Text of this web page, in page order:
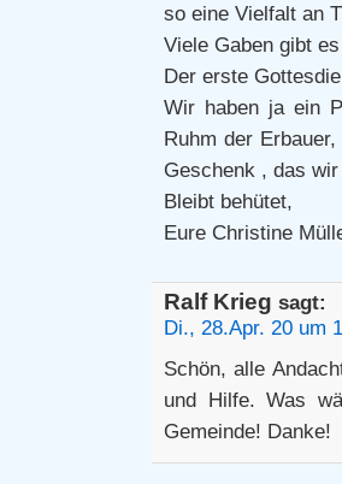
so eine Vielfalt an
Viele Gaben gibt
Der erste
Wir haben ja ein
Ruhm der
Geschenk , das
Bleibt behütet,
Eure Christine
Ralf Krieg sagt:
Di., 28.Apr. 20 um
Schön, alle
und Hilfe. Was
Gemeinde! Danke!